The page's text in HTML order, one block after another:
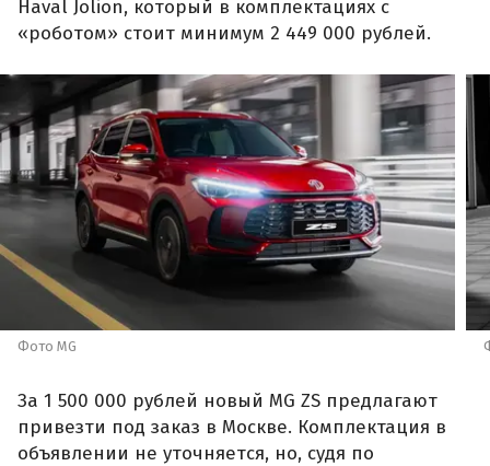
Haval Jolion, который в комплектациях с
«роботом» стоит минимум 2 449 000 рублей.
Фото MG
За 1 500 000 рублей новый MG ZS предлагают
привезти под заказ в Москве. Комплектация в
объявлении не уточняется, но, судя по